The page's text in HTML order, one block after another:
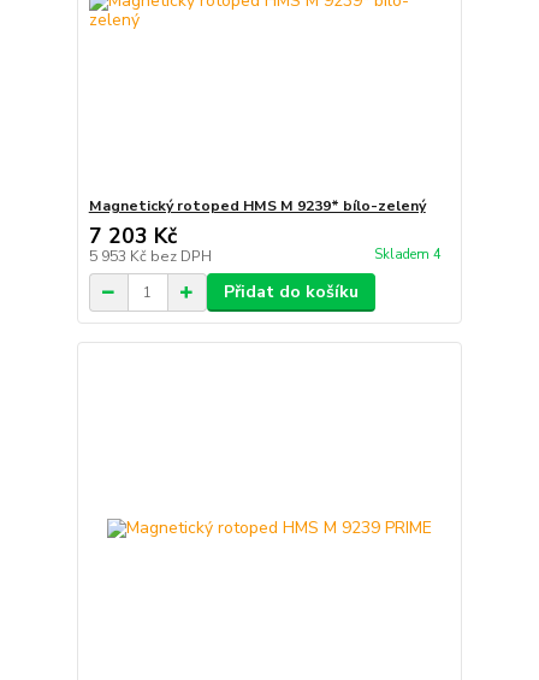
Magnetický rotoped HMS M 9239* bílo-zelený
7 203 Kč
5 953 Kč bez DPH Skladem 4
Přidat do košíku